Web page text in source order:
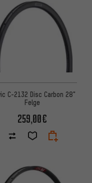
C-2132 Disc Carbon 28"
Felge
259,00€